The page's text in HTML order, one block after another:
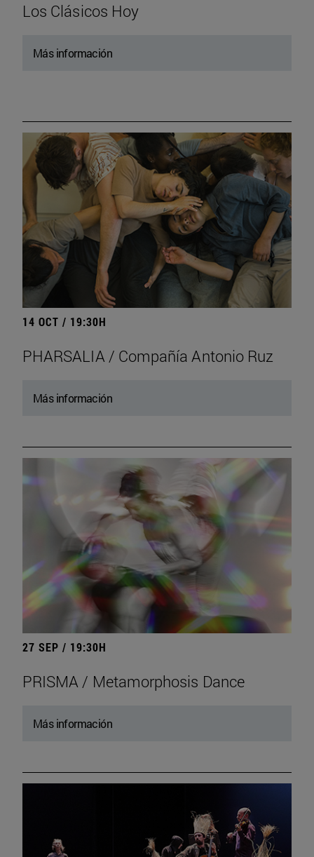
Los Clásicos Hoy
Más información
14 OCT / 19:30H
PHARSALIA / Compañía Antonio Ruz
Más información
27 SEP / 19:30H
PRISMA / Metamorphosis Dance
Más información